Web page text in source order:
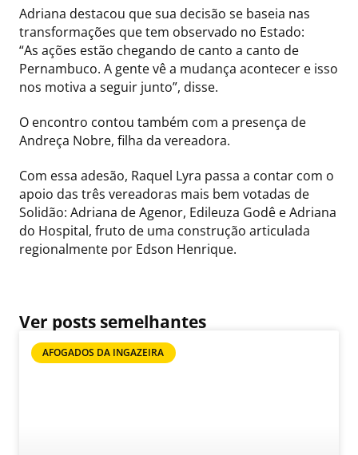
Adriana destacou que sua decisão se baseia nas
transformações que tem observado no Estado:
“As ações estão chegando de canto a canto de
Pernambuco. A gente vê a mudança acontecer e isso
nos motiva a seguir junto”, disse.
O encontro contou também com a presença de
Andreça Nobre, filha da vereadora.
Com essa adesão, Raquel Lyra passa a contar com o
apoio das três vereadoras mais bem votadas de
Solidão: Adriana de Agenor, Edileuza Godê e Adriana
do Hospital, fruto de uma construção articulada
regionalmente por Edson Henrique.
Ver posts semelhantes
AFOGADOS DA INGAZEIRA